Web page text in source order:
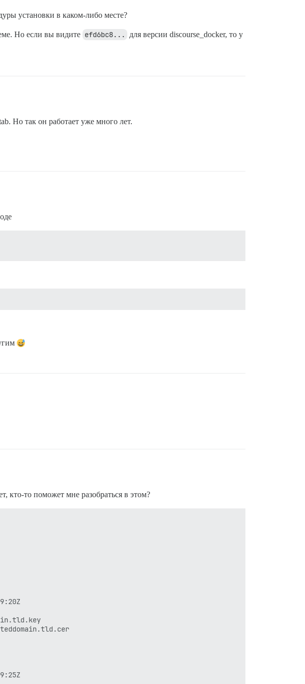
установки в каком-либо месте?
Но если вы видите efd6bc8...
для версии discourse_docker, то у
Но так он работает уже много лет.
кто-то поможет мне разобраться в этом?